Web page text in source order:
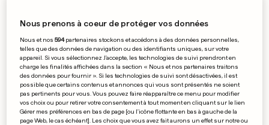
Noyade: Syprolux réfute la
thèse de la négligence
0 0
Nous prenons à coeur de protéger vos données
Nous et nos594partenaires stockons et accédons à des données personnelles,
telles que des données de navigation ou des identifiants uniques, sur votre
appareil. Si vous sélectionnez J'accepte, les technologies de suivi prendront en
charge les finalités affichées dans la section « Nous et nos partenaires traitons
des données pour fournir ». Si les technologies de suivi sont désactivées, il est
possible que certains contenus et annonces qui vous sont présentés ne soient
pas pertinents pour vous. Vous pouvez faire réapparaître ce menu pour modifier
vos choix ou pour retirer votre consentement à tout moment en cliquant sur le lien
Gérer mes préférences en bas de page [ou l'icône flottante en bas à gauche de la
page Web, le cas échéant]. Les choix que vous avez fait aurons un effet sur notre ou